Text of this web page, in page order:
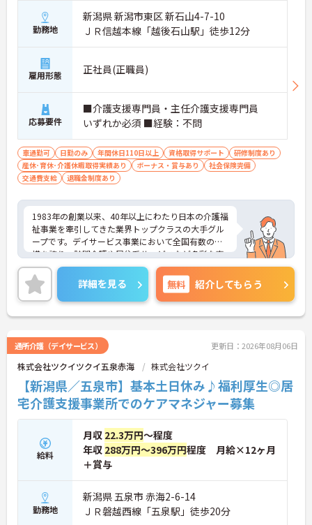
ンスを大切にできる環境です】
・基本土日休みで年間休日116日が確保されており
す
・毎月付与されるリフレッシュ休暇を活用し連休の
取得も可能でプライベートの時間もしっかりと確保
・くるみん認定企業として未就学児向けのこども休
暇や育休取得実績など子育てと両立しやすい制度が
充実しています
【主任ケアマネ複数名在籍！手厚いフォロー体制で
未経験やブランクがある方も安心です】
・困難事例があった際も主任ケアマネジャーと情報
のサポートを受けられます
・一人ひとりの仕事量や状況に合わせて管理者が新
規の受け入れを調整するため業務過多にならず無理
なく働けます
・公的資格取得・自己啓発支援制度が整っており働
きながらケアマネジャーとしてのさらなるスキルア
ップを目指せます
【賞与過去実績最大105万円◎大手法人ならではの
充実した待遇や福利厚生が魅力です】
業所加算手当など日々の頑張りがしっかりと給与に
還元されます
・勤続3年以上で対象となる退職金制度や宿泊費補
助などが受けられる独自の福利厚生制度ツクイPLUS
を完備しています
・社内規定の範囲内で髪色や髪型をはじめネイルや
まつげエクステが自由であり個性を大切にしながら
自分らしく働けます
勤務地
新潟県 新潟市東区 新石山4-7-10
ＪＲ信越本線「越後石山駅」徒歩12分
雇用形態 正社員(正職員)
応募要件
■介護支援専門員・主任介護支援専門員
いずれか必須 ■経験：不問
車通勤可 日勤のみ 年間休日110日以上 資格取得サポート
研修制度あり
産休･育休･介護休暇取得実績あり
ボーナス・賞与あり
社会保険完備
交通費支給
退職金制度あり
1983年の創業以来、40年以上にわたり日本の介護福
祉事業を牽引してきた業界トップクラスの大手グル
ープです。デイサービス事業において全国有数の規
模を誇り、訪問介護や居住系サービスなど多彩な事
業を展開することで、地域のあらゆるニーズにワン
ストップで応える体制を確立しています。ダイバー
シティ経営を積極的に推進し、多様な人材が能力を
発揮できる職場環境の構築に注力している点も大き
な特色です。また、大規模災害を見据えたBCP（事
ンの運用など、お客様と従業員の双方を守るリスク
マネジメントも徹底されています。今後は、ご家族
がオンラインで情報を確認できるシステムや、AIを
活用した相談サービスの導入など、IT技術を積極的
に取り入れ、在宅生活の質の向上と従業員の業務効
率化を両立する次世代型の介護サービスを追求して
いく方針です。安定した事業基盤と革新への意欲を
併せ持つ、長期的なキャリア形成に最適な法人で
す。
★おすすめPOINT★
【土日休み×残業月平均3時間！ワークライフバラ
ンスを大切にできる環境です】
・基本土日休みで年間休日116日が確保されており
日勤のみのお仕事のため生活リズムを整えやすいで
詳細を見る 無料 紹介してもらう
通所介護（デイサービス） 更新日：2026年08月06日
株式会社ツクイツクイ五泉赤海 株式会社ツクイ
【新潟県／五泉市】基本土日休み♪福利厚生◎居
宅介護支援事業所でのケアマネジャー募集
給料
月収 22.3万円～程度
年収 288万円～396万円程度 月給×12ヶ月
＋賞与
勤務地
新潟県 五泉市 赤海2-6-14
ＪＲ磐越西線「五泉駅」徒歩20分